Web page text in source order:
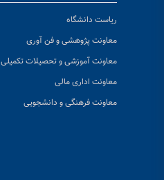
ریاست دانشگاه
معاونت پژوهشی و فن آوری
معاونت آموزشی و تحصیلات تکمیلی
معاونت اداری مالی
معاونت فرهنگی و دانشجویی